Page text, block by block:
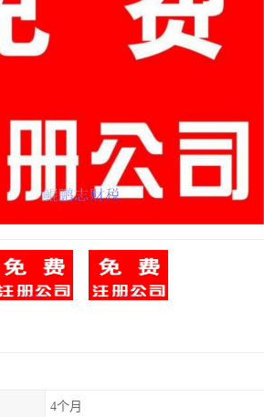
4个月